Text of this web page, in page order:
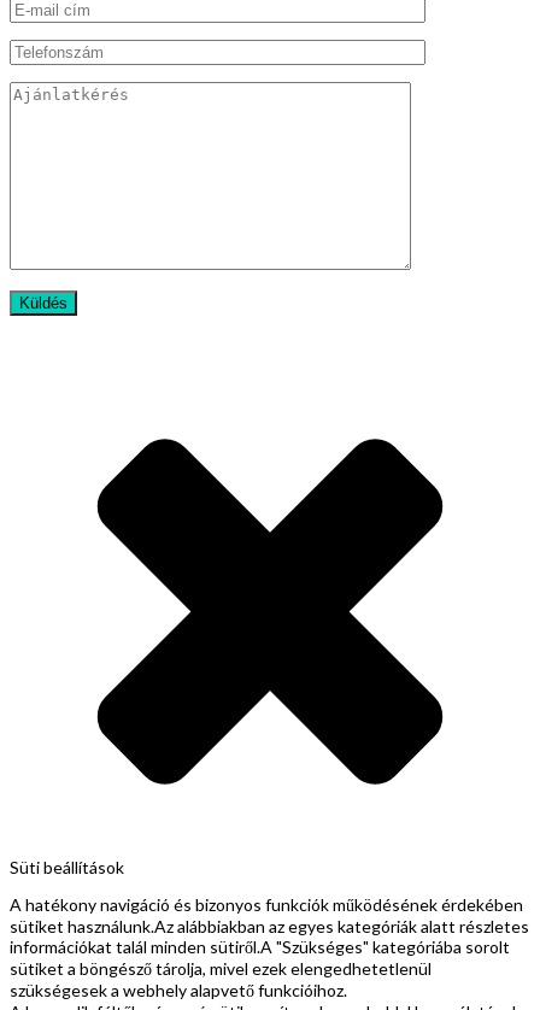
Süti beállítások
A hatékony navigáció és bizonyos funkciók működésének érdekében
sütiket használunk.Az alábbiakban az egyes kategóriák alatt részletes
információkat talál minden sütiről.A "Szükséges" kategóriába sorolt
sütiket a böngésző tárolja, mivel ezek elengedhetetlenül
szükségesek a webhely alapvető funkcióihoz.